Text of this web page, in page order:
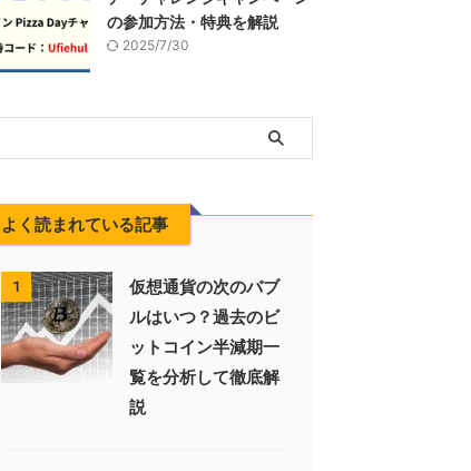
の参加方法・特典を解説
2025/7/30
よく読まれている記事
1
仮想通貨の次のバブ
ルはいつ？過去のビ
ットコイン半減期一
覧を分析して徹底解
説